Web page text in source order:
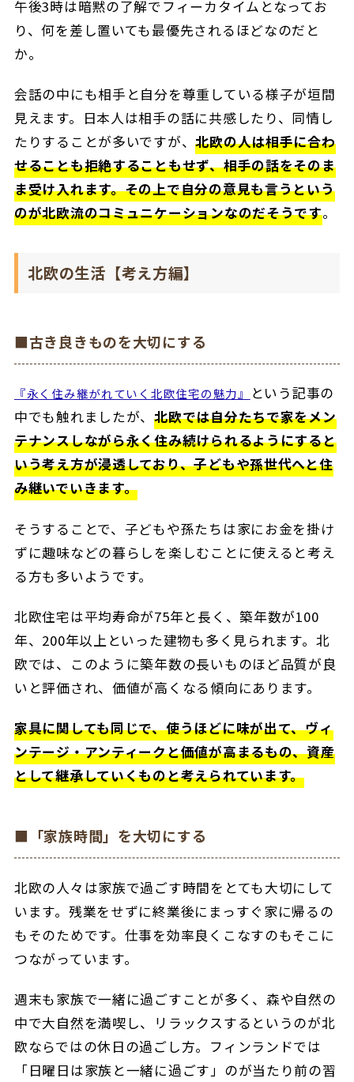
午後3時は暗黙の了解でフィーカタイムとなってお
り、何を差し置いても最優先されるほどなのだと
か。
会話の中にも相手と自分を尊重している様子が垣間
見えます。日本人は相手の話に共感したり、同情し
たりすることが多いですが、北欧の人は相手に合わ
せることも拒絶することもせず、相手の話をそのま
ま受け入れます。その上で自分の意見も言うという
のが北欧流のコミュニケーションなのだそうです。
北欧の生活【考え方編】
■古き良きものを大切にする
『永く住み継がれていく北欧住宅の魅力』
という記事の
中でも触れましたが、北欧では自分たちで家をメン
テナンスしながら永く住み続けられるようにすると
いう考え方が浸透しており、子どもや孫世代へと住
み継いでいきます。
そうすることで、子どもや孫たちは家にお金を掛け
ずに趣味などの暮らしを楽しむことに使えると考え
る方も多いようです。
北欧住宅は平均寿命が75年と長く、築年数が100
年、200年以上といった建物も多く見られます。北
欧では、このように築年数の長いものほど品質が良
いと評価され、価値が高くなる傾向にあります。
家具に関しても同じで、使うほどに味が出て、ヴィ
ンテージ・アンティークと価値が高まるもの、資産
として継承していくものと考えられています。
■「家族時間」を大切にする
北欧の人々は家族で過ごす時間をとても大切にして
います。残業をせずに終業後にまっすぐ家に帰るの
もそのためです。仕事を効率良くこなすのもそこに
つながっています。
週末も家族で一緒に過ごすことが多く、森や自然の
中で大自然を満喫し、リラックスするというのが北
欧ならではの休日の過ごし方。フィンランドでは
「日曜日は家族と一緒に過ごす」のが当たり前の習